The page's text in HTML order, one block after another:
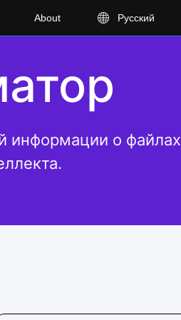
About Русский
информации о файлах